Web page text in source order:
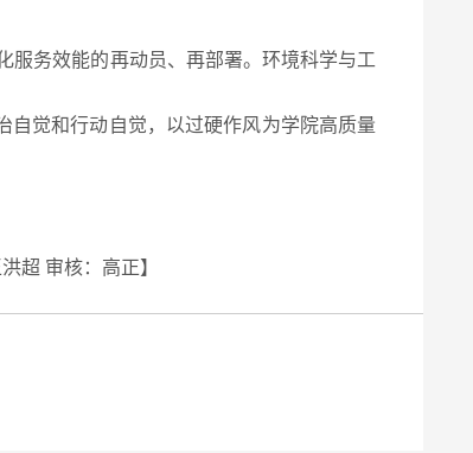
服务效能的再动员、再部署。环境科学与工
自觉和行动自觉，以过硬作风为学院高质量
超 审核：高正】